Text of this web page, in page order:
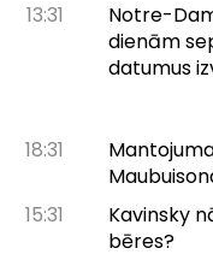
13:31
Notre-
dienām
datumus
18:31
15:31
Kavinsky
bēres?